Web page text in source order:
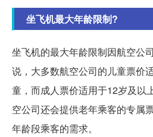
坐飞机最大年龄限制?
坐飞机的最大年龄限制因航空公
说，大多数航空公司的儿童票价
童，而成人票价适用于12岁及以
空公司还会提供老年乘客的专属
年龄段乘客的需求。